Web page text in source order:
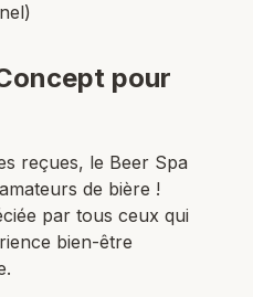
pour
reçues, le Beer Spa
de bière !
par tous ceux qui
bien-être